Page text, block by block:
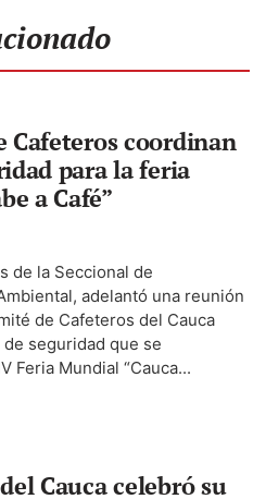
Cafeteros coordinan
para la feria
a Café”
de la Seccional de
adelantó una reunión
de Cafeteros del Cauca
seguridad que se
Feria Mundial “Cauca...
Cauca celebró su